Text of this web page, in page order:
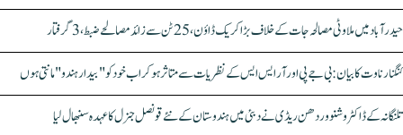
حیدرآباد میں ملاوٹی مصالحہ جات کے خلاف بڑا کریک ڈاؤن، 25 ٹن سے زائد مصالحے ضبط، 3 گرفتار
کنگنا رناوت کا بیان: بی جے پی اور آر ایس ایس کے نظریات سے متاثر ہو کر اب خود کو "بیدار ہندو" مانتی ہوں
تلنگانہ کے ڈاکٹر وشنو وردھن ریڈی نے دبئی میں ہندوستان کے نئے قونصل جنرل کا عہدہ سنبھال لیا